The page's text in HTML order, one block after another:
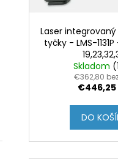
Laser
tyčky - LMS-
Skladom
€362,80 bez
€446,25
DO